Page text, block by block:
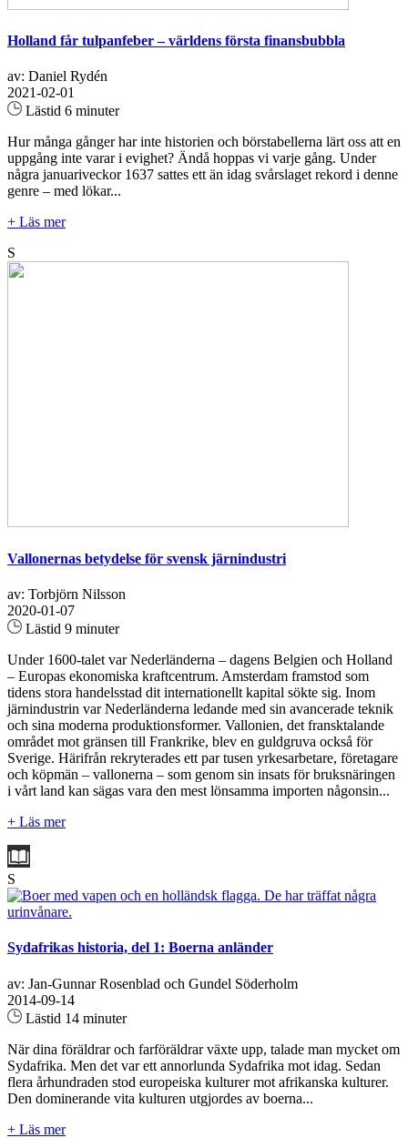
Holland får tulpanfeber – världens första finansbubbla
av: Daniel Rydén
2021-02-01
Lästid 6 minuter
Hur många gånger har inte historien och börstabellerna lärt oss att en
uppgång inte varar i evighet? Ändå hoppas vi varje gång. Under
några januariveckor 1637 sattes ett än idag svårslaget rekord i denne
genre – med lökar...
+ Läs mer
S
Vallonernas betydelse för svensk järnindustri
av: Torbjörn Nilsson
2020-01-07
Lästid 9 minuter
Under 1600-talet var Nederländerna – dagens Belgien och Holland
– Europas ekonomiska kraftcentrum. Amsterdam framstod som
tidens stora handelsstad dit internationellt kapital sökte sig. Inom
järnindustrin var Nederländerna ledande med sin avancerade teknik
och sina moderna produktionsformer. Vallonien, det fransktalande
området mot gränsen till Frankrike, blev en guldgruva också för
Sverige. Härifrån rekryterades ett par tusen yrkesarbetare, företagare
och köpmän – vallonerna – som genom sin insats för bruksnäringen
i vårt land kan sägas vara den mest lönsamma importen någonsin...
+ Läs mer
S
Sydafrikas historia, del 1: Boerna anländer
av: Jan-Gunnar Rosenblad och Gundel Söderholm
2014-09-14
Lästid 14 minuter
När dina föräldrar och farföräldrar växte upp, talade man mycket om
Sydafrika. Men det var ett annorlunda Sydafrika mot idag. Sedan
flera århundraden stod europeiska kulturer mot afrikanska kulturer.
Den dominerande vita kulturen utgjordes av boerna...
+ Läs mer